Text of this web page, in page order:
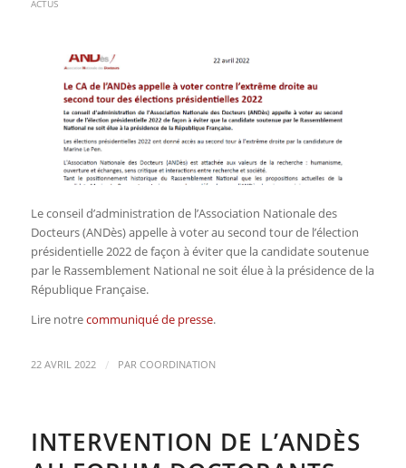
ACTUS
Le conseil d’administration de l’Association Nationale des
Docteurs (ANDès) appelle à voter au second tour de l’élection
présidentielle 2022 de façon à éviter que la candidate soutenue
par le Rassemblement National ne soit élue à la présidence de la
République Française.
Lire notrecommuniqué de presse.
22 AVRIL 2022 / PAR COORDINATION
INTERVENTION DE L’ANDÈS